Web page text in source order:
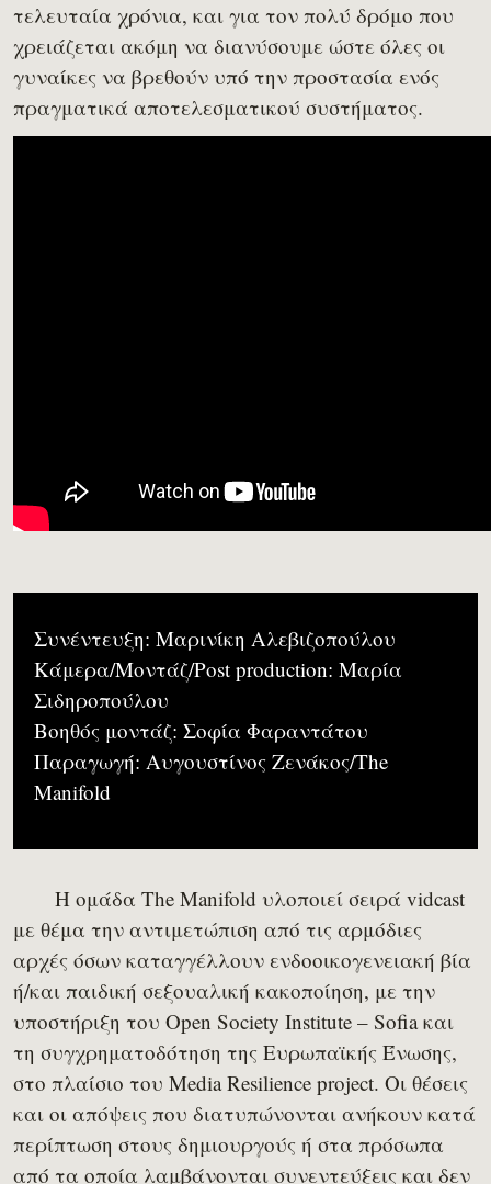
τελευταία χρόνια, και για τον πολύ δρόμο που
χρειάζεται ακόμη να διανύσουμε ώστε όλες οι
γυναίκες να βρεθούν υπό την προστασία ενός
πραγματικά αποτελεσματικού συστήματος.
Συνέντευξη: Μαρινίκη Αλεβιζοπούλου
Κάμερα/Μοντάζ/Post production: Μαρία
Σιδηροπούλου
Βοηθός μοντάζ: Σοφία Φαραντάτου
Παραγωγή: Αυγουστίνος Ζενάκος/The
Manifold
Η ομάδα The Manifold υλοποιεί σειρά vidcast
με θέμα την αντιμετώπιση από τις αρμόδιες
αρχές όσων καταγγέλλουν ενδοοικογενειακή βία
ή/και παιδική σεξουαλική κακοποίηση, με την
υποστήριξη του Open Society Institute – Sofia και
τη συγχρηματοδότηση της Ευρωπαϊκής Ένωσης,
στο πλαίσιο του Media Resilience project. Οι θέσεις
και οι απόψεις που διατυπώνονται ανήκουν κατά
περίπτωση στους δημιουργούς ή στα πρόσωπα
από τα οποία λαμβάνονται συνεντεύξεις και δεν